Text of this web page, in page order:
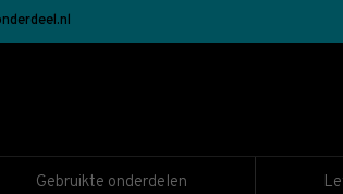
Gebruikte onderdelen